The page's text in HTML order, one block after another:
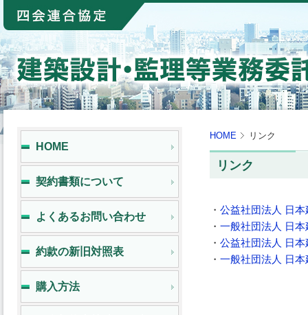
HOME リンク
リンク
・ 公益社団法人 日
・ 一般社団法人 日
・ 公益社団法人 日
・ 一般社団法人 日
HOME
契約書類について
よくあるお問い合わせ
約款の新旧対照表
購入方法